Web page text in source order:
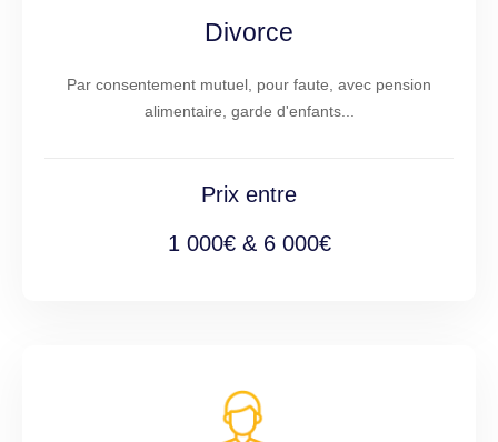
Divorce
Par consentement mutuel, pour faute, avec pension
alimentaire, garde d'enfants...
Prix entre
1 000€ & 6 000€